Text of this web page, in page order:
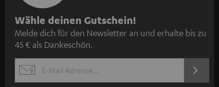
N
e
w
s
l
Wähle deinen Gutschein!
Melde dich für den Newsletter an und erhalte bis zu
45 € als Dankeschön.
EMAIL
JETZT